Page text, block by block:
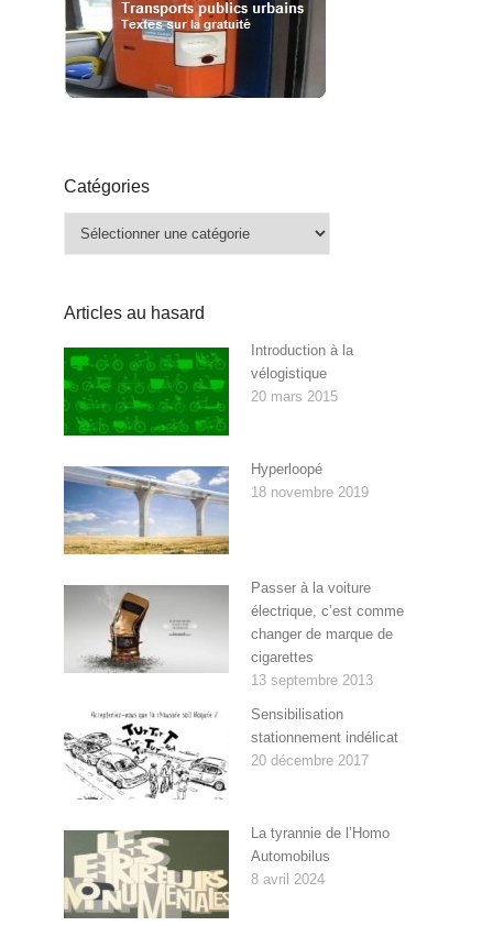
Catégories
Articles au hasard
Introduction à la
vélogistique
20 mars 2015
Hyperloopé
18 novembre 2019
Passer à la voiture
électrique, c’est comme
changer de marque de
cigarettes
13 septembre 2013
Sensibilisation
stationnement indélicat
20 décembre 2017
La tyrannie de l’Homo
Automobilus
8 avril 2024